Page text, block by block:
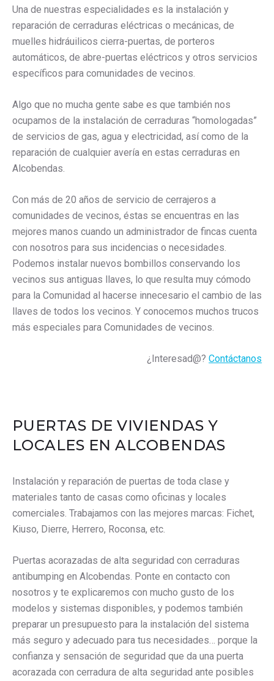
Una de nuestras especialidades es la instalación y
reparación de cerraduras eléctricas o mecánicas, de
muelles hidráuilicos cierra-puertas, de porteros
automáticos, de abre-puertas eléctricos y otros servicios
específicos para comunidades de vecinos.
Algo que no mucha gente sabe es que también nos
ocupamos de la instalación de cerraduras “homologadas”
de servicios de gas, agua y electricidad, así como de la
reparación de cualquier avería en estas cerraduras en
Alcobendas.
Con más de 20 años de servicio de cerrajeros a
comunidades de vecinos, éstas se encuentras en las
mejores manos cuando un administrador de fincas cuenta
con nosotros para sus incidencias o necesidades.
Podemos instalar nuevos bombillos conservando los
vecinos sus antiguas llaves, lo que resulta muy cómodo
para la Comunidad al hacerse innecesario el cambio de las
llaves de todos los vecinos. Y conocemos muchos trucos
más especiales para Comunidades de vecinos.
¿Interesad@?Contáctanos
PUERTAS DE VIVIENDAS Y
LOCALES EN ALCOBENDAS
Instalación y reparación de puertas de toda clase y
materiales tanto de casas como oficinas y locales
comerciales. Trabajamos con las mejores marcas: Fichet,
Kiuso, Dierre, Herrero, Roconsa, etc.
Puertas acorazadas de alta seguridad con cerraduras
antibumping en Alcobendas. Ponte en contacto con
nosotros y te explicaremos con mucho gusto de los
modelos y sistemas disponibles, y podemos también
preparar un presupuesto para la instalación del sistema
más seguro y adecuado para tus necesidades… porque la
confianza y sensación de seguridad que da una puerta
acorazada con cerradura de alta seguridad ante posibles